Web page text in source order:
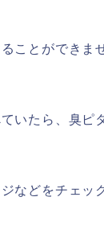
ことができま
いたら、臭ピ
などをチェッ